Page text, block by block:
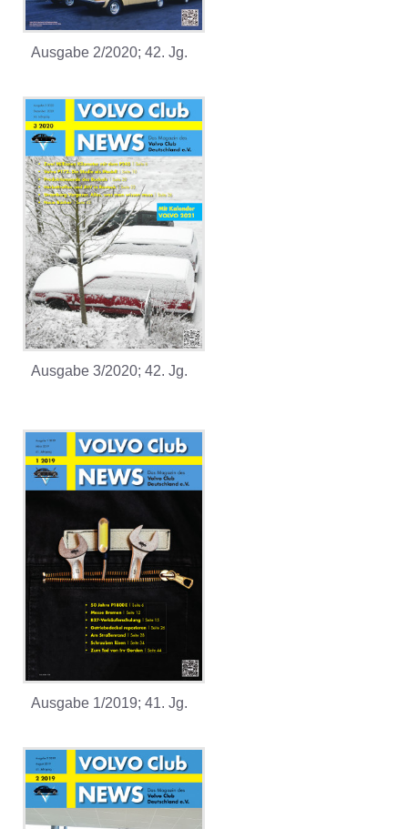
Ausgabe 2/2020; 42. Jg.
Ausgabe 3/2020; 42. Jg.
Ausgabe 1/2019; 41. Jg.